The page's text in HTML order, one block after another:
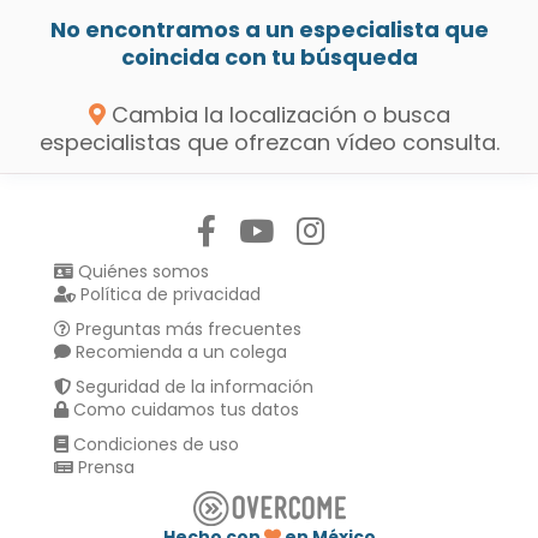
No encontramos a un especialista que
coincida con tu búsqueda
Cambia la localización o busca
especialistas que ofrezcan vídeo consulta.
Quiénes somos
Política de privacidad
Preguntas más frecuentes
Recomienda a un colega
Seguridad de la información
Como cuidamos tus datos
Condiciones de uso
Prensa